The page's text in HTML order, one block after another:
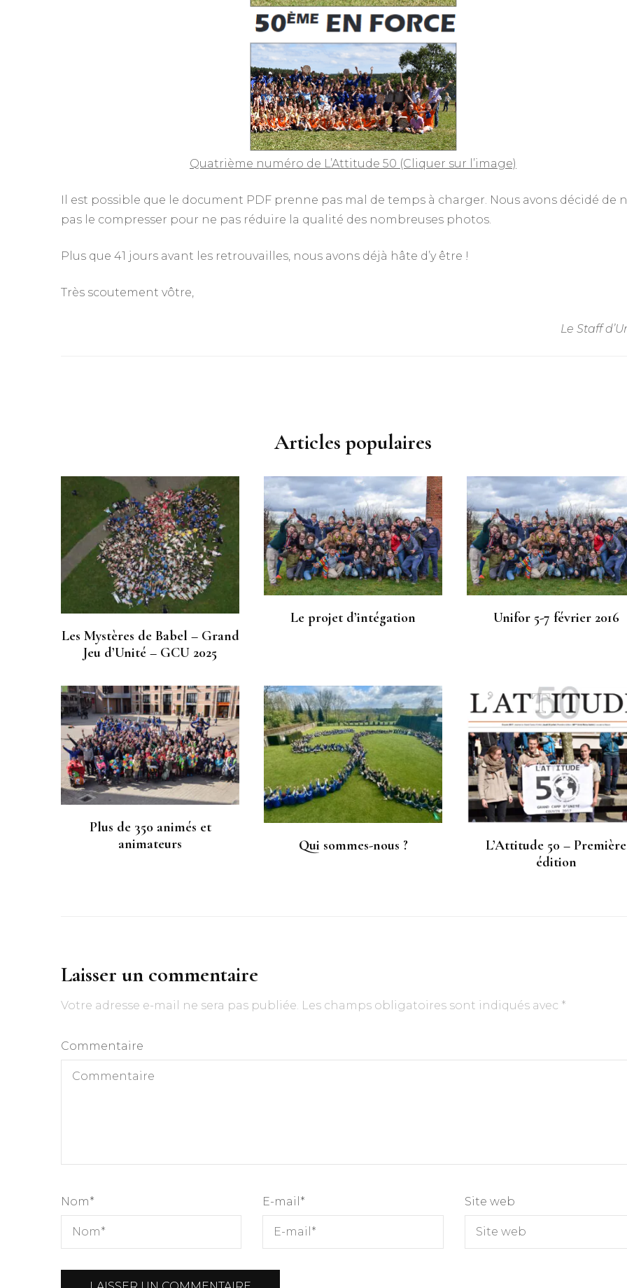
Quatrième numéro de L’Attitude 50 (Cliquer sur l’image)
Il est possible que le document PDF prenne pas mal de temps à charger. Nous avons décidé de
pas le compresser pour ne pas réduire la qualité des nombreuses photos.
Plus que 41 jours avant les retrouvailles, nous avons déjà hâte d’y être !
Très scoutement vôtre,
Le Staff
Articles populaires
Les Mystères de Babel – Grand
Jeu d’Unité – GCU 2025
Le projet d’intégation Unifor 5-7 février 2016
Plus de 350 animés et
animateurs
Qui sommes-nous ?
L’Attitude 50 – Première
édition
Laisser un commentaire
Votre adresse e-mail ne sera pas publiée. Les champs obligatoires sont indiqués avec *
Commentaire
Nom* E-mail * Site web